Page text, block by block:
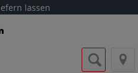
lassen